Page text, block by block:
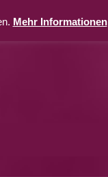
Mehr Informationen